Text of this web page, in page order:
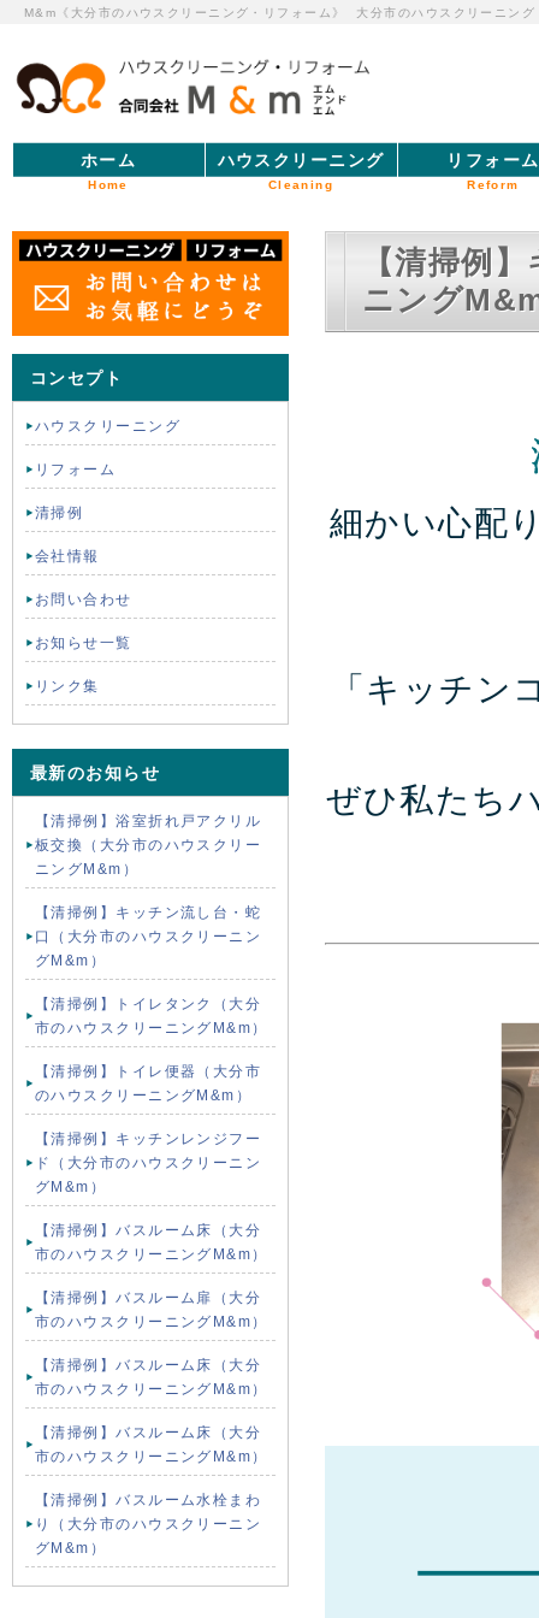
M&m《大分市のハウスクリーニング・リフォーム》 大分市のハウスクリーニン
ホーム
Home
ハウスクリーニング
Cleaning
リフォーム
Reform
【清掃例
ニング
細かい心配
「キッチン
ぜひ私たち
コンセプト
ハウスクリーニング
リフォーム
清掃例
会社情報
お問い合わせ
お知らせ一覧
リンク集
最新のお知らせ
【清掃例】浴室折れ戸アクリル
板交換（大分市のハウスクリー
ニングM&m）
【清掃例】キッチン流し台・蛇
口（大分市のハウスクリーニン
グM&m）
【清掃例】トイレタンク（大分
市のハウスクリーニングM&m）
【清掃例】トイレ便器（大分市
のハウスクリーニングM&m）
【清掃例】キッチンレンジフー
ド（大分市のハウスクリーニン
グM&m）
【清掃例】バスルーム床（大分
市のハウスクリーニングM&m）
【清掃例】バスルーム扉（大分
市のハウスクリーニングM&m）
【清掃例】バスルーム床（大分
市のハウスクリーニングM&m）
【清掃例】バスルーム床（大分
市のハウスクリーニングM&m）
【清掃例】バスルーム水栓まわ
り（大分市のハウスクリーニン
グM&m）